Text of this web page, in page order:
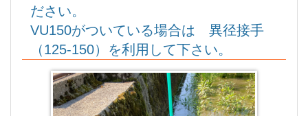
ださい。
VU150がついている場合は 異径接手
（125-150）を利用して下さい。